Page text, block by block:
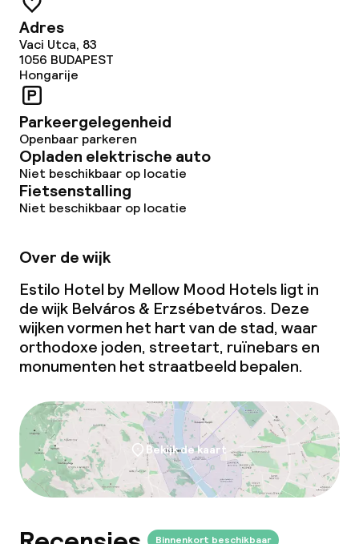
Adres
Vaci Utca, 83
1056 BUDAPEST
Hongarije
Parkeergelegenheid
Openbaar parkeren
Opladen elektrische auto
Niet beschikbaar op locatie
Fietsenstalling
Niet beschikbaar op locatie
Over de wijk
Estilo Hotel by Mellow Mood Hotels ligt in
de wijk Belváros & Erzsébetváros. Deze
wijken vormen het hart van de stad, waar
orthodoxe joden, streetart, ruïnebars en
monumenten het straatbeeld bepalen.
Bekijk de kaart
Binnenkort beschikbaar